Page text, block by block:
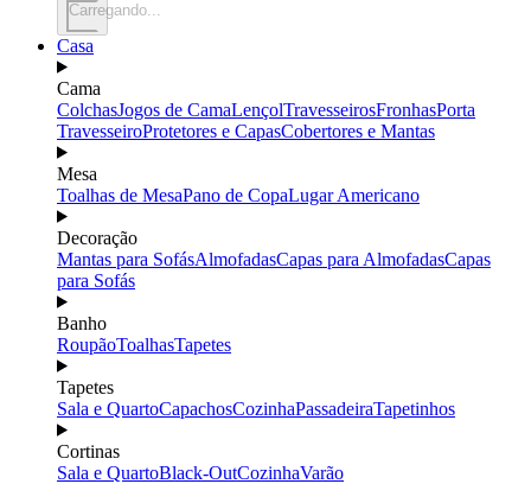
Carregando...
Casa
Cama
ColchasJogos de CamaLençolTravesseirosFronhasPorta
TravesseiroProtetores e CapasCobertores e Mantas
Mesa
Toalhas de MesaPano de CopaLugar Americano
Decoração
Mantas para SofásAlmofadasCapas para AlmofadasCapas
para Sofás
Banho
RoupãoToalhasTapetes
Tapetes
Sala e QuartoCapachosCozinhaPassadeiraTapetinhos
Cortinas
Sala e QuartoBlack-OutCozinhaVarão